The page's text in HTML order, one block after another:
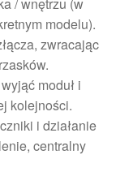
modelu).
zwracając
moduł i
kolejności.
i działanie
centralny